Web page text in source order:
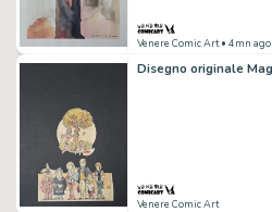
Venere Comic Art• 4mn ago
Venere Comic Art